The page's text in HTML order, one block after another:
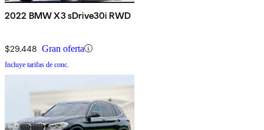
2022 BMW X3 sDrive30i RWD
$29,448 Gran oferta
Incluye tarifas de conc.